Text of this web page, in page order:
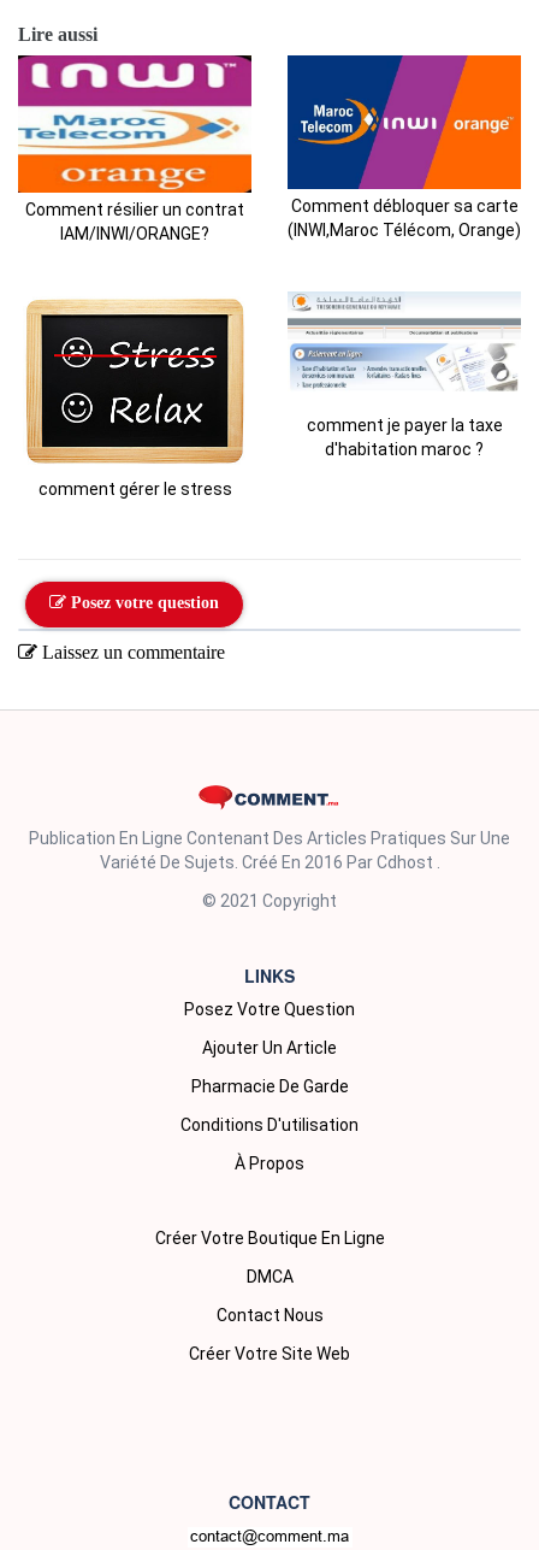
Lire aussi
Comment résilier un contrat
IAM/INWI/ORANGE?
Comment débloquer sa carte
(INWI,Maroc Télécom, Orange)
comment gérer le stress
comment je payer la taxe
d'habitation maroc ?
Posez votre question
Laissez un commentaire
Publication En Ligne Contenant Des Articles Pratiques Sur Une
Variété De Sujets. Créé En 2016 Par Cdhost .
© 2021 Copyright
LINKS
Posez Votre Question
Ajouter Un Article
Pharmacie De Garde
Conditions D'utilisation
À Propos
Créer Votre Boutique En Ligne
DMCA
Contact Nous
Créer Votre Site Web
CONTACT